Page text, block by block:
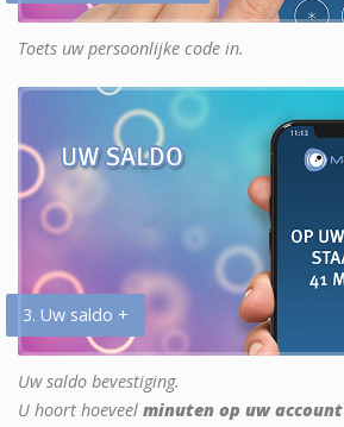
Toets uw persoonlijke code in.
3. Uw saldo +
Uw saldo bevestiging.
U hoort hoeveel minuten op uw account